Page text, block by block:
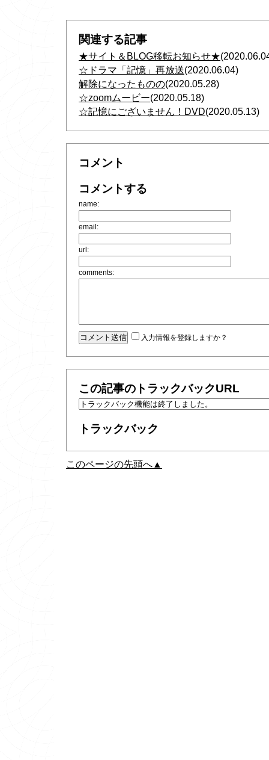
関連する記事
★サイト＆BLOG移転お知らせ★
☆ドラマ「記憶」再放送(2020.06.04)
解除になったものの(2020.05.28)
☆zoomムービー(2020.05.18)
☆記憶にございません！DVD(2020.05.13)
コメント
コメントする
name:
email:
url:
comments:
入力情報を登録しますか？
この記事のトラックバックURL
トラックバック
このページの先頭へ▲